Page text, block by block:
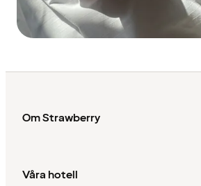
Om Strawberry
Våra hotell